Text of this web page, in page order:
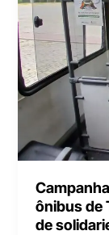
ônibus de
de